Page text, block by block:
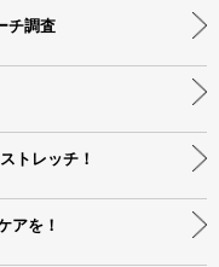
チ調査
トレッチ！
アを！